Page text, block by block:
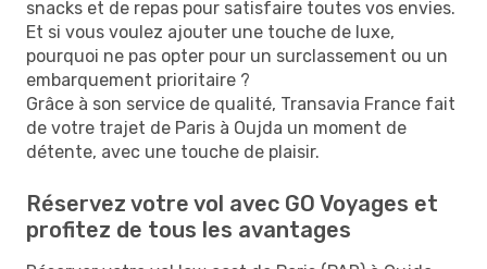
snacks et de repas pour satisfaire toutes vos envies.
Et si vous voulez ajouter une touche de luxe,
pourquoi ne pas opter pour un surclassement ou un
embarquement prioritaire ?
Grâce à son service de qualité, Transavia France fait
de votre trajet de Paris à Oujda un moment de
détente, avec une touche de plaisir.
Réservez votre vol avec GO Voyages et
profitez de tous les avantages